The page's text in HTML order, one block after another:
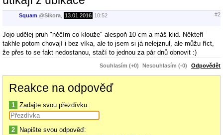
Squam @Sikora 13.01.2016 10:52 #2
Jojo udělej pruh "něčím co klouže" alespoň 10 cm a máš klid. Někteří
takhle potom chovají i bez víka, ale to jsem si já nelejznul, ale můžu říct,
že přes to se fakt nedostanou, stačí to jednou za pár dnů obnovit :)
Souhlasím (+0) Nesouhlasím (-0) Odpovědět
Reakce na odpověď
1 Zadajte svou přezdívku:
2 Napište svou odpověď: